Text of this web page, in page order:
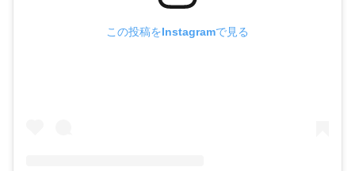
この投稿をInstagramで見る